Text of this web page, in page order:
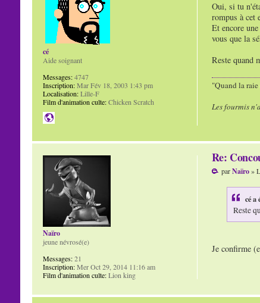
Oui, si tu
rompus à cet
Et encore
vous que la
Reste quand
"Quand la
Les fourmis
cé
Aide soignant
Messages:4747
Inscription:Mar Fév 18, 2003 1:43 pm
Localisation:Lille-F
Film d'animation culte:Chicken Scratch
Re:
parNaïro»
cé a
Reste
Je confirme
Naïro
jeune névrosé(e)
Messages:21
Inscription:Mer Oct 29, 2014 11:16 am
Film d'animation culte:Lion king